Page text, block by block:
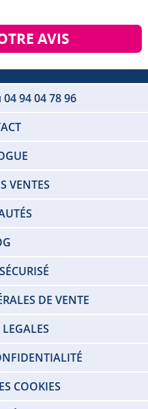
AVIS
94 04 78 96
VENTES
DE VENTE
COOKIES